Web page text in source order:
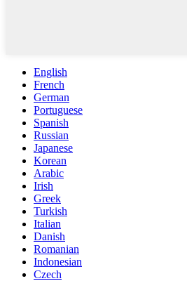
English
French
German
Portuguese
Spanish
Russian
Japanese
Korean
Arabic
Irish
Greek
Turkish
Italian
Danish
Romanian
Indonesian
Czech